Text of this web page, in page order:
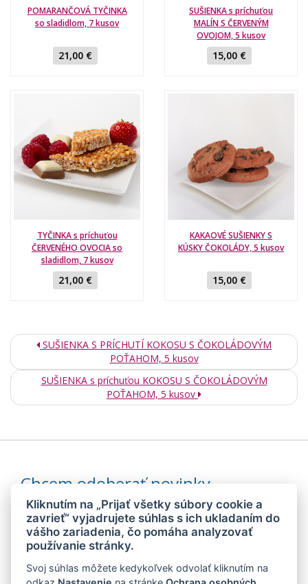
POMARANČOVÁ TYČINKA
so sladidlom, 7 kusov
21,00 €
SUŠIENKA s príchuťou
MALÍN S ČERVENÝM
OVOJOM, 5 kusov
15,00 €
TYČINKA s príchuťou
ČERVENÉHO OVOCIA so
sladidlom, 7 kusov
21,00 €
KAKAOVÉ SUŠIENKY S
KÚSKY ČOKOLÁDY, 5 kusov
15,00 €
SUŠIENKA S PRÍCHUTÍ KOKOSU S ČOKOLÁDOVÝM
POŤAHOM, 5 kusov
SUŠIENKA s príchuťou KOKOSU S ČOKOLÁDOVÝM
POŤAHOM, 5 kusov
Chcem odoberať novinky
Odoslaním súhlasím sospracovaním mojich osobných údajov
© 2026 MEDIDIET® - METÓDA, KTORÁ DÁVA CHUŤ ZCHUBNÚŤ!
Kliknutím na „Prijať všetky súbory cookie a
zavrieť“ vyjadrujete súhlas s ich ukladaním do
vášho zariadenia, čo pomáha analyzovať
používanie stránky.
Svoj súhlas môžete kedykoľvek odvolať kliknutím na